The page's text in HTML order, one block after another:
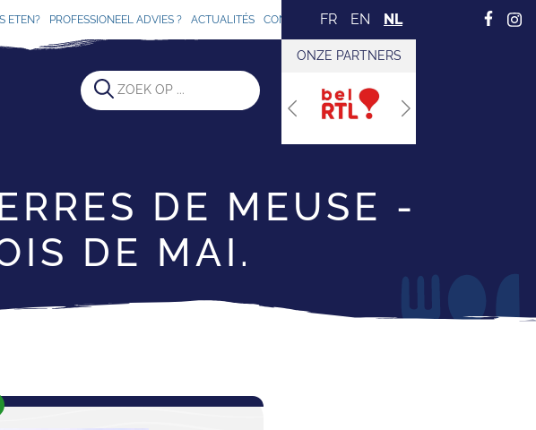
ETEN? PROFESSIONEEL ADVIES ? ACTUALITÉS CONTACT FR EN NL
ONZE PARTNERS
Previous Next
DE MEUSE -
DE MAI.